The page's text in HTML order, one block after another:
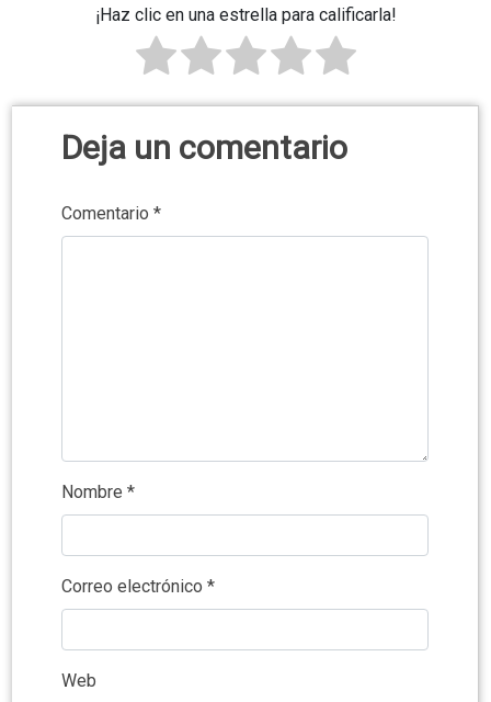
¡Haz clic en una estrella para calificarla!
Deja un comentario
Comentario *
Nombre *
Correo electrónico *
Web